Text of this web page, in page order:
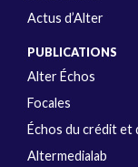
Actus d’Alter
PUBLICATIONS
Alter Échos
Focales
Échos du crédit et
Altermedialab